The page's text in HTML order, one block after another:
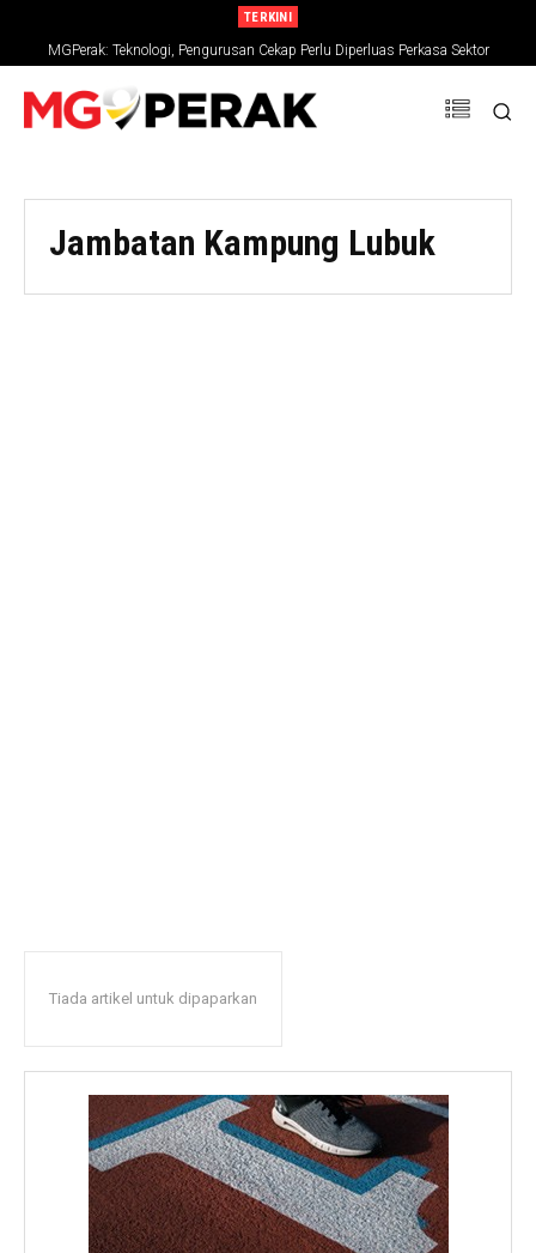
TERKINI
MGPerak: Teknologi, Pengurusan Cekap Perlu Diperluas Perkasa Sektor
Pertanian
Jambatan Kampung Lubuk
Tiada artikel untuk dipaparkan